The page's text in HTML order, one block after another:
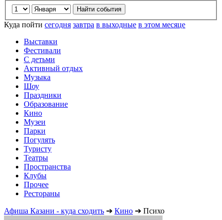
Куда пойти сегодня завтра в выходные в этом месяце
Выставки
Фестивали
С детьми
Активный отдых
Музыка
Шоу
Праздники
Образование
Кино
Музеи
Парки
Погулять
Туристу
Театры
Пространства
Клубы
Прочее
Рестораны
Афиша Казани - куда сходить ➔ Кино ➔ Психо